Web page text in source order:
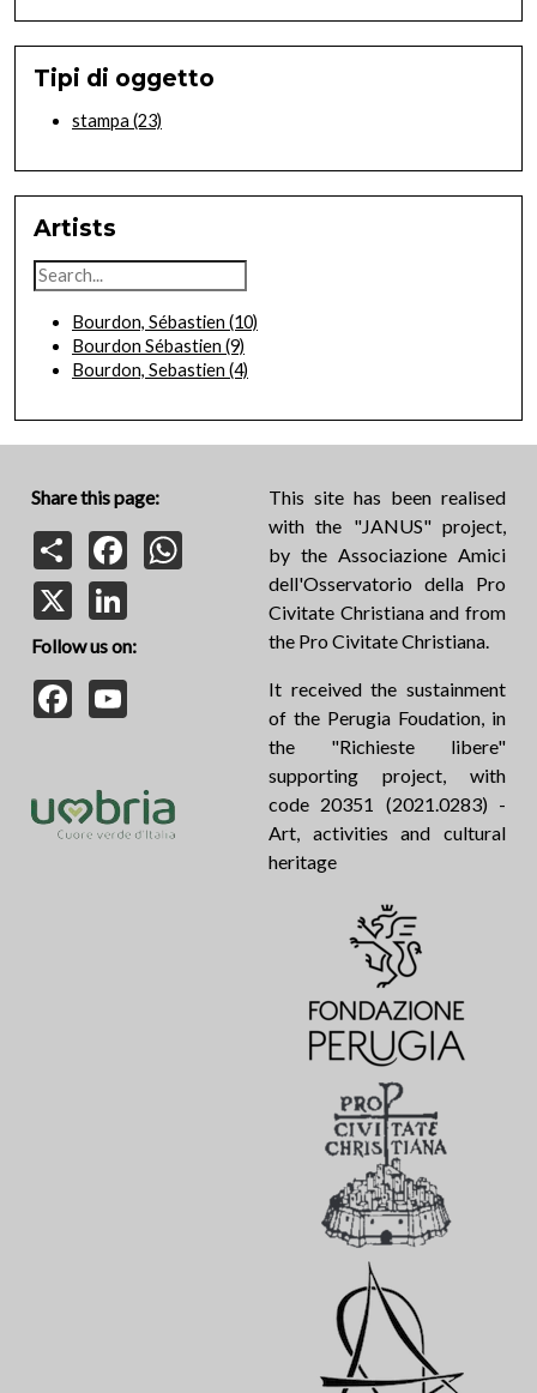
Tipi di oggetto
stampa (23)
Artists
Bourdon, Sébastien (10)
Bourdon Sébastien (9)
Bourdon, Sebastien (4)
Share this page:
Share
Facebook
Follow us on:
Facebook
This site has been realised
with the "JANUS" project,
by the Associazione Amici
dell'Osservatorio della Pro
Civitate Christiana and from
the Pro Civitate Christiana.
It received the sustainment
of the Perugia Foudation, in
the "Richieste libere"
supporting project, with
code 20351 (2021.0283) -
Art, activities and cultural
heritage